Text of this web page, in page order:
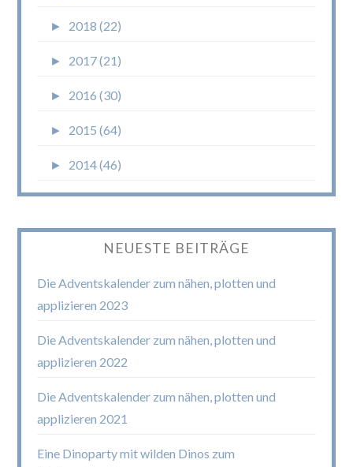
► 2018 (22)
► 2017 (21)
► 2016 (30)
► 2015 (64)
► 2014 (46)
NEUESTE BEITRÄGE
Die Adventskalender zum nähen, plotten und
applizieren 2023
Die Adventskalender zum nähen, plotten und
applizieren 2022
Die Adventskalender zum nähen, plotten und
applizieren 2021
Eine Dinoparty mit wilden Dinos zum